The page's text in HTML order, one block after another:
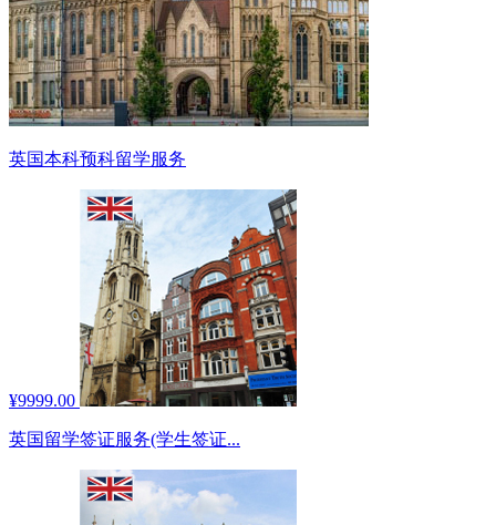
英国本科预科留学服务
¥9999.00
英国留学签证服务(学生签证...